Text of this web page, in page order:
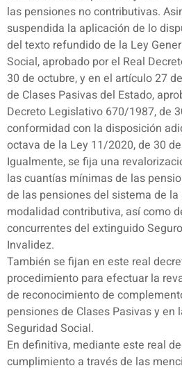
las pensiones no contributivas.
suspendida la aplicación de lo
del texto refundido de la Ley
Social, aprobado por el Real
30 de octubre, y en el artículo 27
de Clases Pasivas del Estado,
Decreto Legislativo 670/1987, de
conformidad con la disposición
octava de la Ley 11/2020, de 30
Igualmente, se fija una
las cuantías mínimas de las
de las pensiones del sistema de
modalidad contributiva, así como
concurrentes del extinguido
Invalidez.
También se fijan en este real
procedimiento para efectuar la
de reconocimiento de
pensiones de Clases Pasivas y en
Seguridad Social.
En definitiva, mediante este real
cumplimiento a través de las